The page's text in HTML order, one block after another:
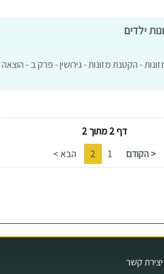
ילדים
- הקטנת מזונות - גירושין - פרק ב -
דף 2 מתוך 2
< הקודם
1
2 הבא >
יצירת קשר